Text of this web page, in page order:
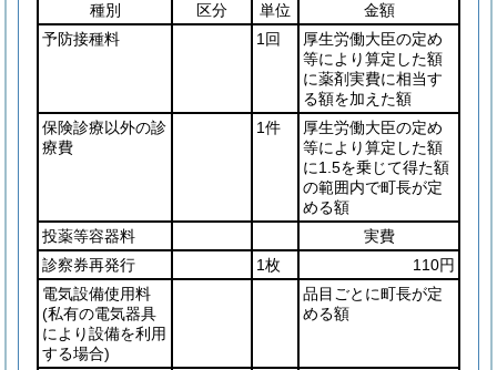
種別
区分 単位
金額
予防接種料
1回
厚生労働大臣の定め
等により算定した額
に薬剤実費に相当す
る額を加えた額
保険診療以外の診
療費
1件
厚生労働大臣の定め
等により算定した額
に1.5を乗じて得た額
の範囲内で町長が定
める額
投薬等容器料
実費
診察券再発行
1枚
110円
電気設備使用料
(私有の電気器具
により設備を利用
する場合)
品目ごとに町長が定
める額